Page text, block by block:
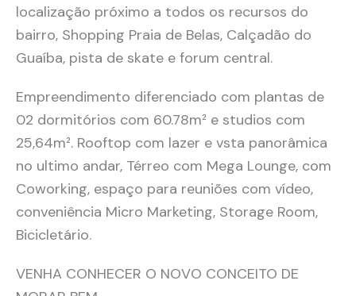
localização próximo a todos os recursos do
bairro, Shopping Praia de Belas, Calçadão do
Guaíba, pista de skate e forum central.
Empreendimento diferenciado com plantas de
02 dormitórios com 60.78m² e studios com
25,64m². Rooftop com lazer e vsta panorâmica
no ultimo andar, Térreo com Mega Lounge, com
Coworking, espaço para reuniões com vídeo,
conveniência Micro Marketing, Storage Room,
Bicicletário.
VENHA CONHECER O NOVO CONCEITO DE